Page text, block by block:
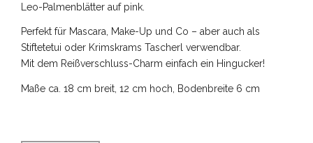
Leo-Palmenblätter auf pink.
Perfekt für Mascara, Make-Up und Co – aber auch als
Stiftetetui oder Krimskrams Tascherl verwendbar.
Mit dem Reißverschluss-Charm einfach ein Hingucker!
Maße ca. 18 cm breit, 12 cm hoch, Bodenbreite 6 cm